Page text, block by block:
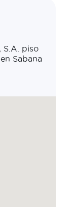
S.A. piso
Sabana